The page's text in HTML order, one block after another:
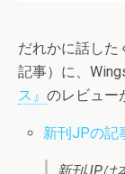
だれかに話した
記事）に、
ス』 のレビュー
新刊JPの記